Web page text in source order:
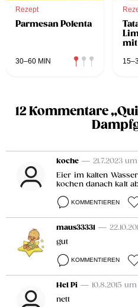
Rezept
Parmesan Polenta
30–60 MIN
mit
12 Kommentare
koche — 21.7.2023 um
Eier im kalten
kochen danach kalt
KOMMENTIEREN
maus33331 —
gut
KOMMENTIEREN
Hel Pi — 10.8.2015 um
nett